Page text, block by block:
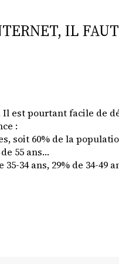
IL
est pourtant facile de
:
soit 60% de la
55 ans…
35-34 ans, 29% de 34-49